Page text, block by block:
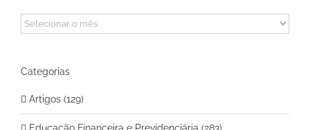
Arquivos
Categorias
Artigos (129)
Educação Financeira e Previdenciária (283)